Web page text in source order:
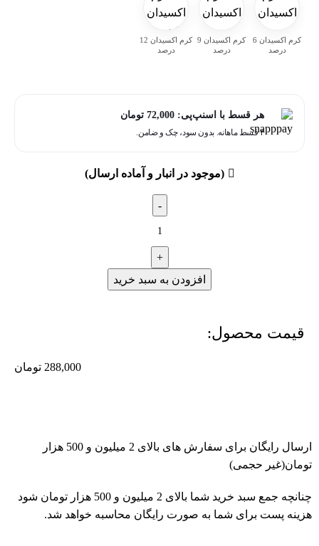
کرم اکسیدان 6
درصد
کرم اکسیدان 9
درصد
کرم اکسیدان 12
درصد
هر قسط با اسنپ‌پی: 72,000 تومان
۴ قسط ماهانه. بدون سود، چک و ضامن.
(موجود در انبار و آماده ارسال)
افزودن به سبد خرید
قیمت محصول:​
288,000 تومان
ارسال رایگان برای سفارش های بالای 2 میلیون و 500 هزار
تومان(غیر حجمی)
چنانچه جمع سبد خرید شما بالای 2 میلیون و 500 هزار تومان شود
هزینه پست برای شما به صورت رایگان محاسبه خواهد شد.